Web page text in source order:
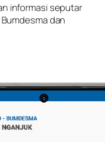
informasi seputar
dan